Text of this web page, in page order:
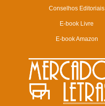
Conselhos Editoriais
E-book Livre
E-book Amazon